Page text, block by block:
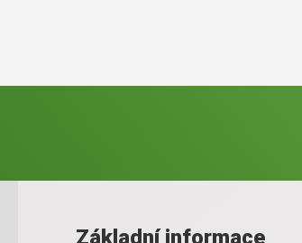
Základní informace